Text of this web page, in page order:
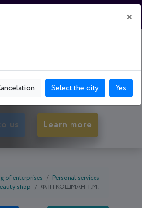
КРАСИ "ЗЕБРА"
н, вул. Героїв АТО, буд. 75,
apartment 43
us Learn more
of enterprises
Personal services
shop ФЛП КОШМАН Т.М.
×
Select the city Yes